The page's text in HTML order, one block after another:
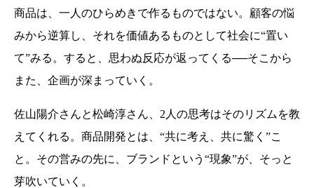
商品は、一人のひらめきで作るものではない。顧客の悩
みから逆算し、それを価値あるものとして社会に“置い
て”みる。すると、思わぬ反応が返ってくる──そこから
また、企画が深まっていく。
佐山陽介さんと松崎淳さん、2人の思考はそのリズムを教
えてくれる。商品開発とは、“共に考え、共に驚く”こ
と。その営みの先に、ブランドという“現象”が、そっと
芽吹いていく。